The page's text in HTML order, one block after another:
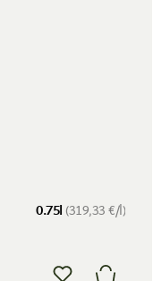
0.75l (319,33 €/l)